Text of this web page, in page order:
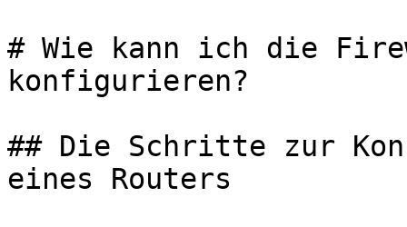
# Wie kann ich die
konfigurieren?
## Die Schritte zur
eines Routers